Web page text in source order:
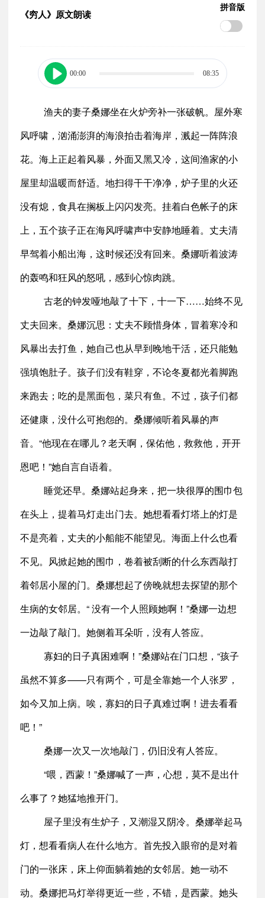
《穷人》原文朗读
拼音版
00:00 08:35
渔夫的妻子桑娜坐在火炉旁补一张破帆。屋外寒
风呼啸，汹涌澎湃的海浪拍击着海岸，溅起一阵阵浪
花。海上正起着风暴，外面又黑又冷，这间渔家的小
屋里却温暖而舒适。地扫得干干净净，炉子里的火还
没有熄，食具在搁板上闪闪发亮。挂着白色帐子的床
上，五个孩子正在海风呼啸声中安静地睡着。丈夫清
早驾着小船出海，这时候还没有回来。桑娜听着波涛
的轰鸣和狂风的怒吼，感到心惊肉跳。
古老的钟发哑地敲了十下，十一下……始终不见
丈夫回来。桑娜沉思：丈夫不顾惜身体，冒着寒冷和
风暴出去打鱼，她自己也从早到晚地干活，还只能勉
强填饱肚子。孩子们没有鞋穿，不论冬夏都光着脚跑
来跑去；吃的是黑面包，菜只有鱼。不过，孩子们都
还健康，没什么可抱怨的。桑娜倾听着风暴的声
音。“他现在在哪儿？老天啊，保佑他，救救他，开开
恩吧！”她自言自语着。
睡觉还早。桑娜站起身来，把一块很厚的围巾包
在头上，提着马灯走出门去。她想看看灯塔上的灯是
不是亮着，丈夫的小船能不能望见。海面上什么也看
不见。风掀起她的围巾，卷着被刮断的什么东西敲打
着邻居小屋的门。桑娜想起了傍晚就想去探望的那个
生病的女邻居。“ 没有一个人照顾她啊！”桑娜一边想
一边敲了敲门。她侧着耳朵听，没有人答应。
寡妇的日子真困难啊！”桑娜站在门口想，“孩子
虽然不算多——只有两个，可是全靠她一个人张罗，
如今又加上病。唉，寡妇的日子真难过啊！进去看看
吧！”
桑娜一次又一次地敲门，仍旧没有人答应。
“喂，西蒙！”桑娜喊了一声，心想，莫不是出什
么事了？她猛地推开门。
屋子里没有生炉子，又潮湿又阴冷。桑娜举起马
灯，想看看病人在什么地方。首先投入眼帘的是对着
门的一张床，床上仰面躺着她的女邻居。她一动不
动。桑娜把马灯举得更近一些，不错，是西蒙。她头